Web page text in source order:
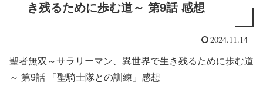
き残るために歩む道～ 第9話 感想
2024.11.14
聖者無双～サラリーマン、異世界で生き残るために歩む道
～ 第9話 「聖騎士隊との訓練」感想